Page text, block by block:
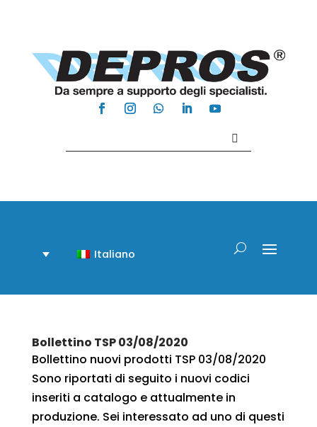
Italiano
Bollettino TSP 03/08/2020
Bollettino nuovi prodotti TSP 03/08/2020
Sono riportati di seguito i nuovi codici
inseriti a catalogo e attualmente in
produzione. Sei interessato ad uno di questi